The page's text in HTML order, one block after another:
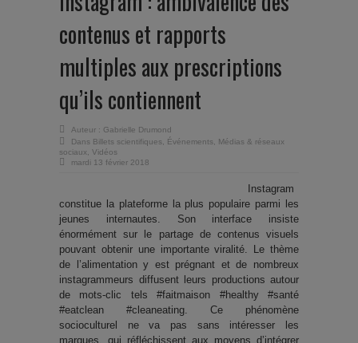
contenus et rapports
multiples aux prescriptions
qu’ils contiennent
Auteur : Gabrielle Drumond
Dans Billets scientifiques Événements
Médias & réseaux
sociaux
Vidéos
mardi 13 février 2018
Instagram
constitue la plateforme la plus populaire parmi les
jeunes internautes. Son interface insiste
énormément sur le partage de contenus visuels
pouvant obtenir une importante viralité. Le thème
de l’alimentation y est prégnant et de nombreux
instagrammeurs diffusent leurs productions autour
de mots-clic tels #faitmaison #healthy #santé
#eatclean #cleaneating. Ce phénomène
socioculturel ne va pas sans intéresser les
marques, qui réfléchissent aux moyens d’intégrer